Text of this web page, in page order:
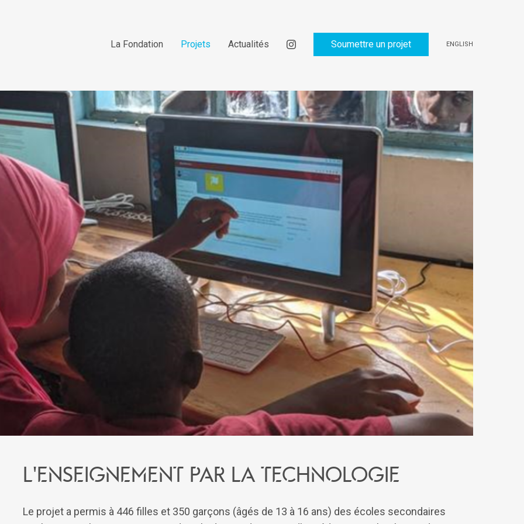
L'enseignement par la technologie
Le projet a permis à 446 filles et 350 garçons (âgés de 13 à 16 ans) des écoles secondaires
La Fondation Projets Actualités Soumettre un projet ENGLISH